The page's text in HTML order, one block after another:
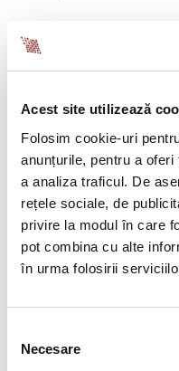
Acest site utilizează
Folosim cookie-uri
anunțurile, pentru a
a analiza traficul. De
rețele sociale, de
privire la modul în care
pot combina cu alte
în urma folosirii
consimțământului
Necesare
cazul salariatilor
contractului individual
datoreaza impozit
obligatorii pentru o
venituri din salarii si
situatii:
Angajatorii
perioada 1 iunie
nivelul salariului
200 de lei,
executare la
nivel al